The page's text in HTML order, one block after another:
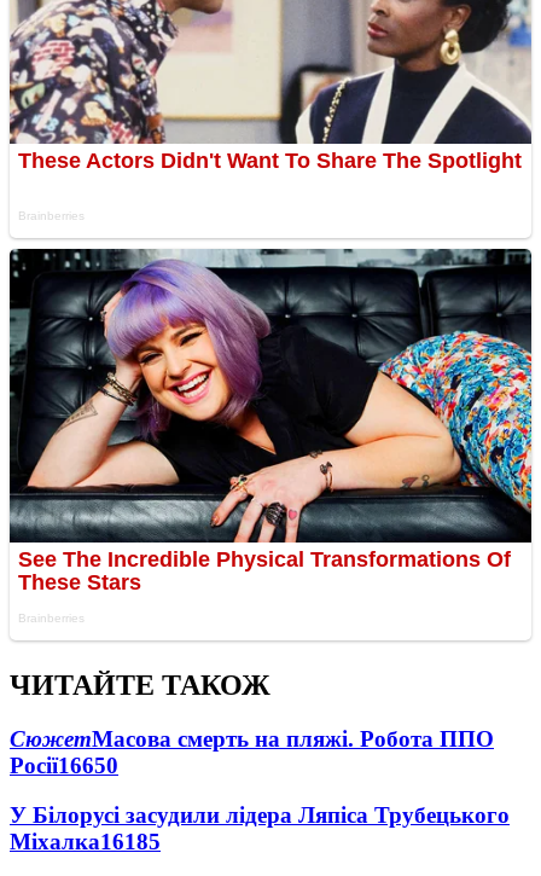
ЧИТАЙТЕ ТАКОЖ
СюжетМасова смерть на пляжі. Робота ППО
Росії16650
У Білорусі засудили лідера Ляпіса Трубецького
Міхалка16185